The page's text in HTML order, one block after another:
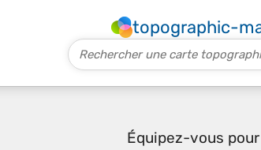
topographic-
Équipez-vous